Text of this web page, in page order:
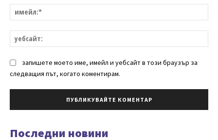
запишете моето име, имейл и уебсайт в този браузър за
следващия път, когато коментирам.
Последни новини